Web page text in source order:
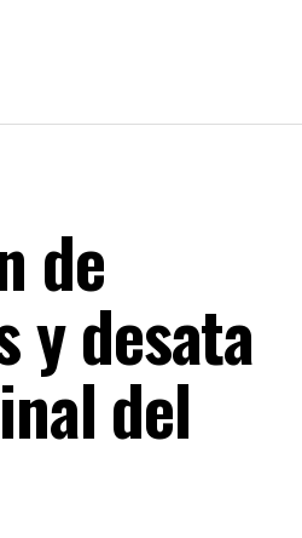
de
y desata
del